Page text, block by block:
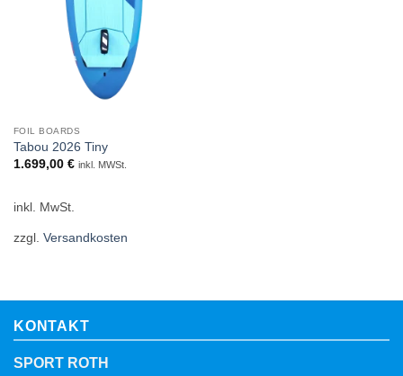
FOIL BOARDS
Tabou 2026 Tiny
1.699,00 € inkl. MWSt.
inkl. MwSt.
zzgl. Versandkosten
KONTAKT
SPORT ROTH